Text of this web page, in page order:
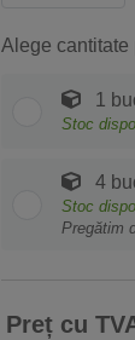
Alege cantitate
1
Stoc
4
Stoc
Pregătim
Preț cu